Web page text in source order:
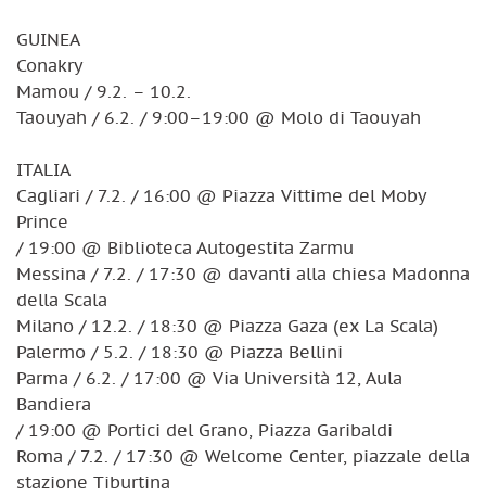
GUINEA
Conakry
Mamou / 9.2. – 10.2.
Taouyah / 6.2. / 9:00–19:00 @ Molo di Taouyah
ITALIA
Cagliari / 7.2. / 16:00 @ Piazza Vittime del Moby
Prince
/ 19:00 @ Biblioteca Autogestita Zarmu
Messina / 7.2. / 17:30 @ davanti alla chiesa Madonna
della Scala
Milano / 12.2. / 18:30 @ Piazza Gaza (ex La Scala)
Palermo / 5.2. / 18:30 @ Piazza Bellini
Parma / 6.2. / 17:00 @ Via Università 12, Aula
Bandiera
/ 19:00 @ Portici del Grano, Piazza Garibaldi
Roma / 7.2. / 17:30 @ Welcome Center, piazzale della
stazione Tiburtina